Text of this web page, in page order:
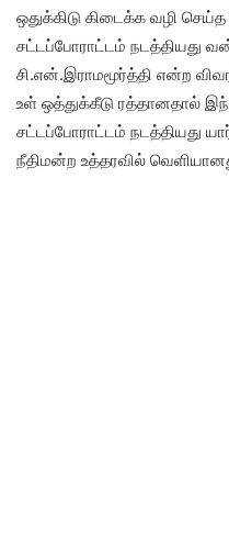
ஒதுக்கிடு கிடைக்க வழி
சட்டப்போராட்டம் நடத்தியது
சி.என்.இராமமூர்த்தி என்ற
உள் ஒத்துக்கீடு ரத்தானதால்
சட்டப்போராட்டம் நடத்தியது
நீதிமன்ற உத்தரவில்